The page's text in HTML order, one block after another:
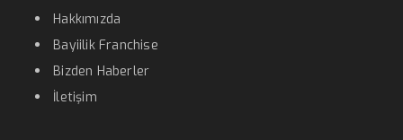
Hakkımızda
Bayiilik Franchise
Bizden Haberler
İletişim